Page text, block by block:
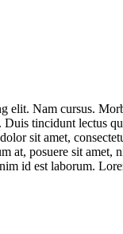
elit. Nam cursus.
Duis tincidunt lectus
sit amet,
at, posuere sit
id est laborum.